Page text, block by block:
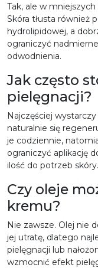
Tak, ale w
Skóra tłusta również
hydrolipidowej, a
ograniczyć
odwodnienia.
Jak często
pielęgnacji?
Najczęściej wystarczy
naturalnie się
je codziennie,
ograniczyć aplikację
ilość do potrzeb skóry.
Czy oleje
kremu?
Nie zawsze. Olej nie
jej utratę, dlatego
pielęgnacji lub
wzmocnić efekt